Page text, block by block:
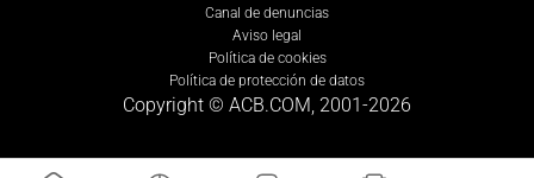
Canal de denuncias
Aviso legal
Política de cookies
Política de protección de datos
Copyright © ACB.COM, 2001-2026